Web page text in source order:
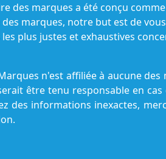
des marques a été conçu
des marques, notre but est de
plus justes et exhaustives
n'est affiliée à aucune
être tenu responsable en
des informations inexactes,